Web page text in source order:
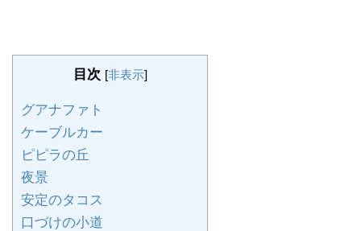
目次 [非表示]
グアナファト
ケーブルカー
ピピラの丘
夜景
安定のタコス
口づけの小道